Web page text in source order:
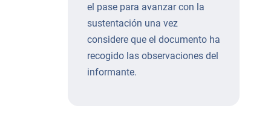
el pase para avanzar con la
sustentación una vez
considere que el documento ha
recogido las observaciones del
informante.